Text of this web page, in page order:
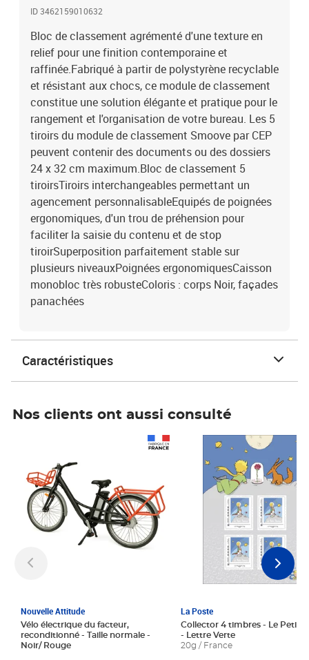
ID 3462159010632
Bloc de classement agrémenté d'une texture en
relief pour une finition contemporaine et
raffinée.Fabriqué à partir de polystyrène recyclable
et résistant aux chocs, ce module de classement
constitue une solution élégante et pratique pour le
rangement et l'organisation de votre bureau. Les 5
tiroirs du module de classement Smoove par CEP
peuvent contenir des documents ou des dossiers
24 x 32 cm maximum.Bloc de classement 5
tiroirsTiroirs interchangeables permettant un
agencement personnalisableEquipés de poignées
ergonomiques, d'un trou de préhension pour
faciliter la saisie du contenu et de stop
tiroirSuperposition parfaitement stable sur
plusieurs niveauxPoignées ergonomiquesCaisson
monobloc très robusteColoris : corps Noir, façades
panachées
Caractéristiques
Nos clients ont aussi consulté
Nouvelle Attitude
Vélo électrique du facteur,
reconditionné - Taille normale -
Noir/ Rouge
La Poste
Collector 4 timbres - Le Petit
- Lettre Verte
20g / France
Prix 6,25€ HT